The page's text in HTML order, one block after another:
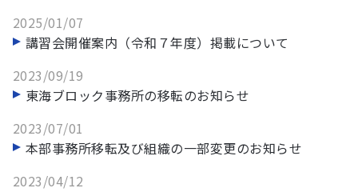
2025/01/07
講習会開催案内（令和７年度）掲載について
2023/09/19
東海ブロック事務所の移転のお知らせ
2023/07/01
本部事務所移転及び組織の一部変更のお知らせ
2023/04/12